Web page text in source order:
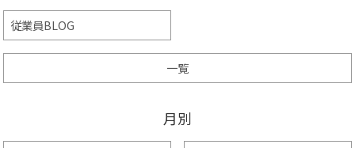
従業員BLOG
一覧
月別